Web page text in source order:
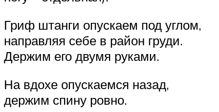
Гриф штанги опускаем под углом,
направляя себе в район груди.
Держим его двумя руками.
На вдохе опускаемся назад,
держим спину ровно.